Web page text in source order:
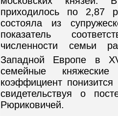
приходилось по 2,87
состояла из
показатель
численности семьи
Западной Европе в
семейные
коэффициент
свидетельствуя о
Рюриковичей.